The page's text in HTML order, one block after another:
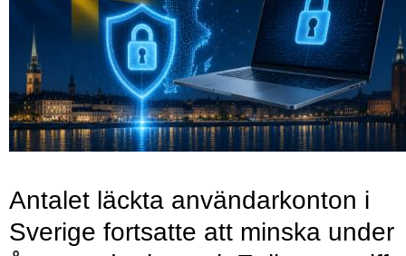
Antalet läckta användarkonton i
Sverige fortsatte att minska under